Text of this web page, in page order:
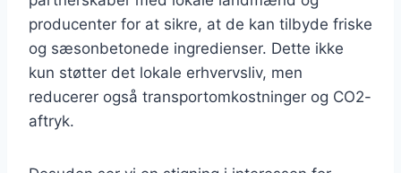
producenter for at sikre, at de kan tilbyde friske
og sæsonbetonede ingredienser. Dette ikke
kun støtter det lokale erhvervsliv, men
reducerer også transportomkostninger og CO2-
aftryk.